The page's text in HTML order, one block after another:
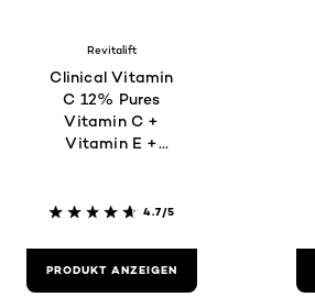
Revitalift
Clinical Vitamin
C 12% Pures
Vitamin C +
Vitamin E +
4.7/5
PRODUKT ANZEIGEN